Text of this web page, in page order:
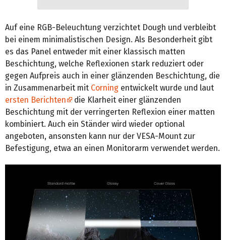
Auf eine RGB-Beleuchtung verzichtet Dough und verbleibt
bei einem minimalistischen Design. Als Besonderheit gibt
es das Panel entweder mit einer klassisch matten
Beschichtung, welche Reflexionen stark reduziert oder
gegen Aufpreis auch in einer glänzenden Beschichtung, die
in Zusammenarbeit mit Corning entwickelt wurde und laut
ersten Berichten
die Klarheit einer glänzenden
Beschichtung mit der verringerten Reflexion einer matten
kombiniert. Auch ein Ständer wird wieder optional
angeboten, ansonsten kann nur der VESA-Mount zur
Befestigung, etwa an einen Monitorarm verwendet werden.